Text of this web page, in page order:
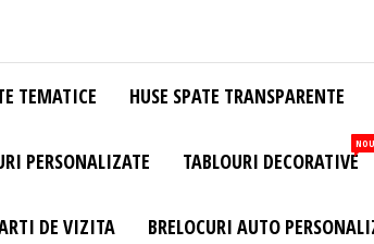
TEMATICE HUSE SPATE TRANSPARENTE
PERSONALIZATE TABLOURI DECORATIVE
NOU
DE VIZITA BRELOCURI AUTO